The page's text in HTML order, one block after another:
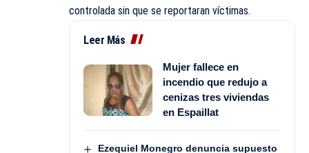
controlada sin que se reportaran víctimas.
Leer Más
Mujer fallece en
incendio que redujo a
cenizas tres viviendas
en Espaillat
Ezequiel Monegro denuncia supuesto